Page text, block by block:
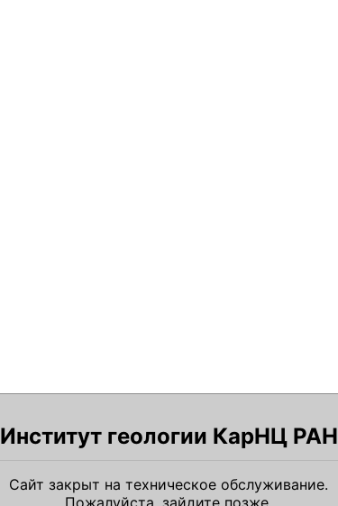
Институт геологии КарНЦ РАН
Сайт закрыт на техническое обслуживание.
Пожалуйста, зайдите позже.